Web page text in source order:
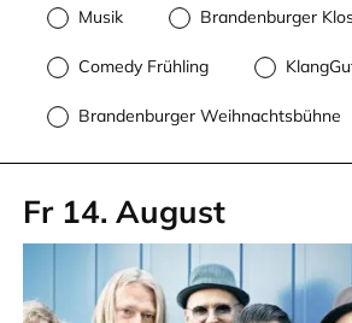
Musik Brandenburger
Comedy Frühling
Brandenburger Weihnachtsbühne
Fr 14. August